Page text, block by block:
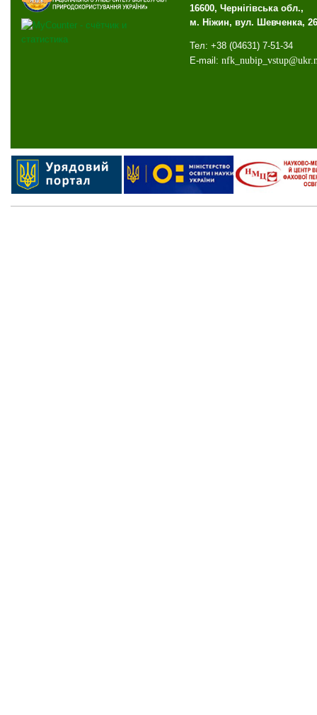
16600, Чернігівська обл.,
м. Ніжин, вул. Шевченка, 26
Тел: +38 (04631) 7-51-34
E-mail: nfk_ nubip_ vstup@ukr.